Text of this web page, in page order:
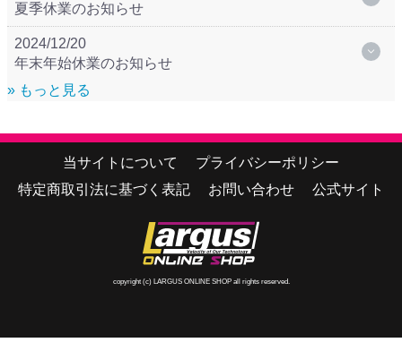
夏季休業のお知らせ
2024/12/20
年末年始休業のお知らせ
» もっと見る
当サイトについて
プライバシーポリシー
特定商取引法に基づく表記
お問い合わせ 公式サイト
copyright (c) LARGUS ONLINE SHOP all rights reserved.